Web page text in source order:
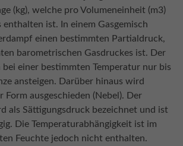
(kg), welche pro Volumeneinheit (m3)
enthalten ist. In einem Gasgemisch
einen bestimmten Partialdruck,
barometrischen Gasdruckes ist. Der
einer bestimmten Temperatur nur bis
ansteigen. Darüber hinaus wird
Form ausgeschieden (Nebel). Der
als Sättigungsdruck bezeichnet und ist
Die Temperaturabhängigkeit ist im
Feuchte jedoch nicht enthalten.